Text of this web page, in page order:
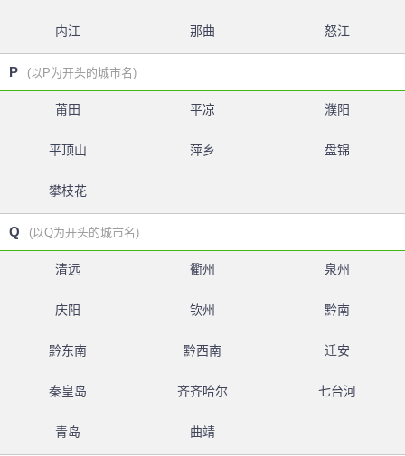
内江 那曲 怒江
P (以P为开头的城市名)
莆田 平凉 濮阳
平顶山 萍乡 盘锦
攀枝花
Q (以Q为开头的城市名)
清远 衢州 泉州
庆阳 钦州 黔南
黔东南 黔西南 迁安
秦皇岛 齐齐哈尔 七台河
青岛 曲靖